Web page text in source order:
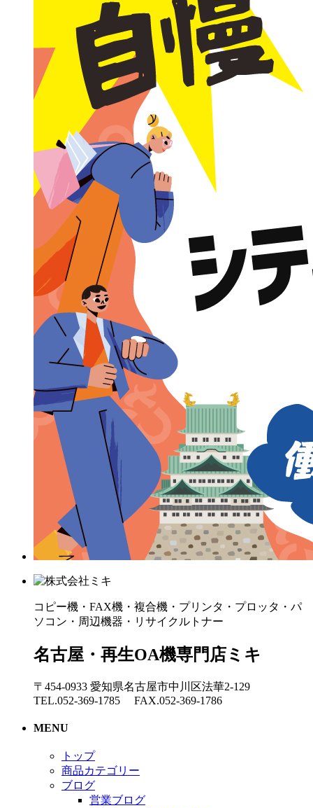
コピー機・FAX機・複合機・プリンタ・プロッタ・パ
ソコン・周辺機器・リサイクルトナー
名古屋・再生OA機専門店ミキ
〒454-0933 愛知県名古屋市中川区法華2-129
TEL.052-369-1785 FAX.052-369-1786
MENU
トップ
商品カテゴリー
ブログ
営業ブログ